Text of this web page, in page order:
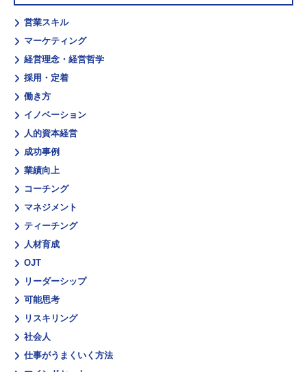
営業スキル
マーケティング
経営理念・経営哲学
採用・定着
働き方
イノベーション
人的資本経営
成功事例
業績向上
コーチング
マネジメント
ティーチング
人材育成
OJT
リーダーシップ
可能思考
リスキリング
社会人
仕事がうまくいく方法